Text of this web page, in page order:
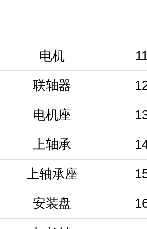
电机
联轴器
电机座
上轴承
上轴承座
安装盘